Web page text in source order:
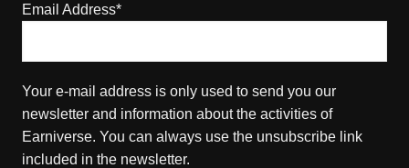
Email Address*
Your e-mail address is only used to send you our
newsletter and information about the activities of
Earniverse. You can always use the unsubscribe link
included in the newsletter.